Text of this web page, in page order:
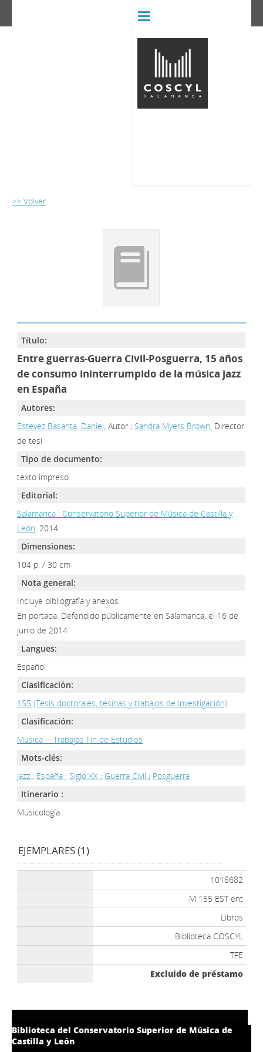
>> Volver
Título:
Entre guerras-Guerra Civil-Posguerra, 15 años
de consumo ininterrumpido de la música jazz
en España
Autores:
Estevez Basanta, Daniel, Autor ; Sandra Myers Brown, Director
de tesi
Tipo de documento:
texto impreso
Editorial:
Salamanca : Conservatorio Superior de Música de Castilla y
León, 2014
Dimensiones:
104 p. / 30 cm
Nota general:
Incluye bibliografía y anexos
En portada: Defendido públicamente en Salamanca, el 16 de
junio de 2014
Langues:
Español
Clasificación:
155 (Tesis doctorales, tesinas y trabajos de investigación)
Clasificación:
Música -- Trabajos Fin de Estudios
Mots-clés:
Jazz ; España ; Siglo XX ; Guerra Civil ; Posguerra
Itinerario :
Musicología
EJEMPLARES (1)
1018682
M 155 EST ent
Libros
Biblioteca COSCYL
TFE
Excluido de préstamo
Biblioteca del Conservatorio Superior de Música de
Castilla y León